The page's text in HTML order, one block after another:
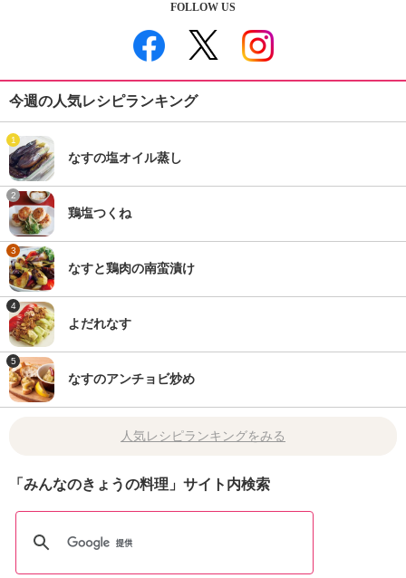
FOLLOW US
今週の人気レシピランキング
1
なすの塩オイル蒸し
2
鶏塩つくね
3
なすと鶏肉の南蛮漬け
4
よだれなす
5
なすのアンチョビ炒め
人気レシピランキングをみる
「みんなのきょうの料理」サイト内検索